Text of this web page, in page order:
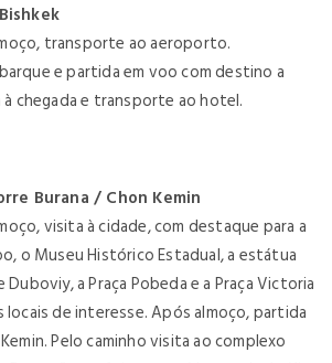
transporte ao aeroporto.
e partida em voo com destino a
chegada e transporte ao hotel.
Burana / Chon Kemin
visita à cidade, com destaque para a
o Museu Histórico Estadual, a estátua
a Praça Pobeda e a Praça Victoria
de interesse. Após almoço, partida
Pelo caminho visita ao complexo